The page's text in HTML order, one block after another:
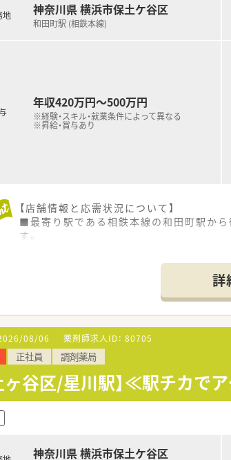
地 神奈川県 横浜市保土ケ谷区
和田町駅 (相鉄本線)
年収420万円～500万円
※経験・スキル・就業条件によって異なる
※昇給・賞与あり
【店舗情報と応需状況について】
■最寄り駅である相鉄本線の和田町駅か
す。
■常勤とパートの薬剤師が在籍して常時4
■地域に根ざした「健康屋さん」として
す。
■30代までの若手であれば調剤未経験の
す。
■現状に満足せず自ら手を挙げてスキル
ます。
【法人特徴について】
■管理栄養士や理学療法士が多数在籍し
います。
詳
08/06 薬剤師求人ID： 80705
正社員 調剤薬局
ヶ谷区/星川駅】≪駅チカ
神奈川県 横浜市保土ケ谷区